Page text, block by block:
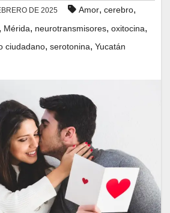
DE 2025 Amor, cerebro,
, Mérida, neurotransmisores, oxitocina,
ciudadano, serotonina, Yucatán